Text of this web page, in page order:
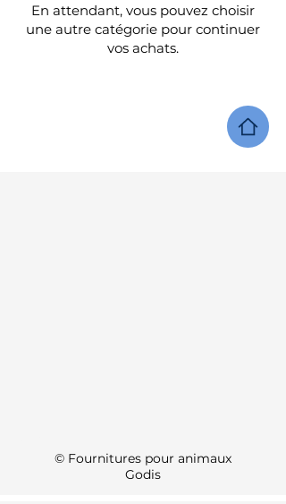
En attendant, vous pouvez choisir
une autre catégorie pour continuer
vos achats.
© Fournitures pour animaux
Godis